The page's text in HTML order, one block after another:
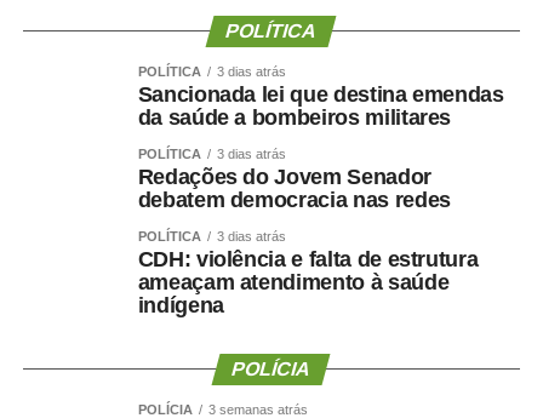
POLÍTICA
POLÍTICA 3 dias atrás
Sancionada lei que destina emendas
da saúde a bombeiros militares
POLÍTICA 3 dias atrás
Redações do Jovem Senador
debatem democracia nas redes
POLÍTICA 3 dias atrás
CDH: violência e falta de estrutura
ameaçam atendimento à saúde
indígena
POLÍCIA
POLÍCIA 3 semanas atrás